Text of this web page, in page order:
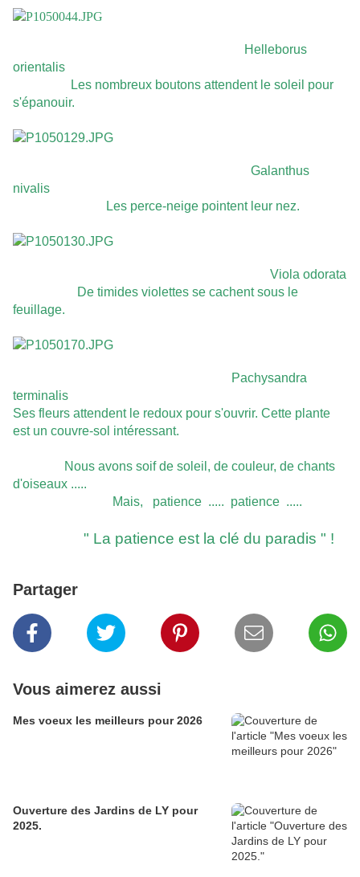
Helleborus
orientalis
Les nombreux boutons attendent le soleil pour
s'épanouir.
Galanthus
nivalis
Les perce-neige pointent leur nez.
Viola odorata
De timides violettes se cachent sous le
feuillage.
Pachysandra
terminalis
Ses fleurs attendent le redoux pour s'ouvrir. Cette plante
est un couvre-sol intéressant.
Nous avons soif de soleil, de couleur, de chants
d'oiseaux .....
Mais, patience ..... patience .....
" La patience est la clé du paradis " !
Partager
Vous aimerez aussi
Mes voeux les meilleurs pour 2026
Ouverture des Jardins de LY pour
2025.